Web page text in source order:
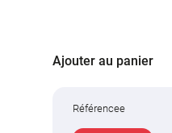
Ajouter au panier
Référencee